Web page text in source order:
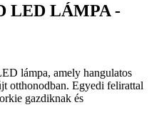
LED LÁMPA -
lámpa, amely hangulatos
otthonodban. Egyedi felirattal
gazdiknak és